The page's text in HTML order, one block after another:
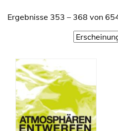
Ergebnisse 353 – 368 von